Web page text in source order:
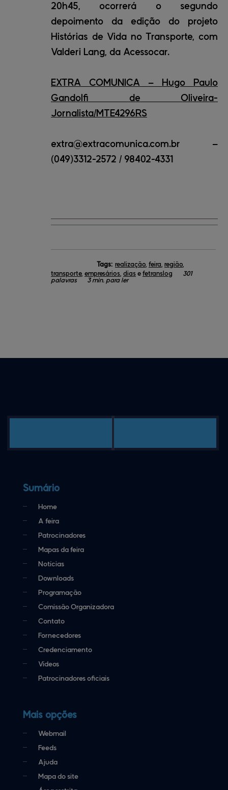
20h45, ocorrerá o segundo
depoimento da edição do projeto
Histórias de Vida no Transporte, com
Valderi Lang, da Acessocar.
EXTRA COMUNICA – Hugo Paulo
Gandolfi de Oliveira-
Jornalista/MTE4296RS
extra@extracomunica.com.br –
(049)3312-2572 / 98402-4331
Tags: realização, feira, região,
transporte, empresários dias e fetranslog
301
palavras
3 min. para ler
Sumário
Home
A feira
Patrocinadores
Mapas da feira
Notícias
Downloads
Programação
Comissão Organizadora
Contato
Fornecedores
Credenciamento
Vídeos
Patrocinadores oficiais
Mais opções
Webmail
Feeds
Ajuda
Mapa do site